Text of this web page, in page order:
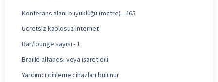
Konferans alanı büyüklüğü (metre) - 465
Ücretsiz kablosuz internet
Bar/lounge sayısı - 1
Braille alfabesi veya işaret dili
Yardımcı dinleme cihazları bulunur